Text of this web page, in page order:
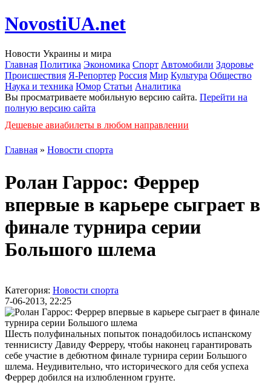
NovostiUA.net
Новости Украины и мира
Главная Политика Экономика Спорт Автомобили Здоровье
Происшествия Я-Репортер Россия Мир Культура Общество
Наука и техника Юмор Статьи Аналитика
Вы просматриваете мобильную версию сайта. Перейти на
полную версию сайта
Дешевые авиабилеты в любом направлении
Главная » Новости спорта
Ролан Гаррос: Феррер
впервые в карьере сыграет в
финале турнира серии
Большого шлема
Категория: Новости спорта
7-06-2013, 22:25
Шесть полуфинальных попыток понадобилось испанскому
теннисисту Давиду Ферреру, чтобы наконец гарантировать
себе участие в дебютном финале турнира серии Большого
шлема. Неудивительно, что исторического для себя успеха
Феррер добился на излюбленном грунте.